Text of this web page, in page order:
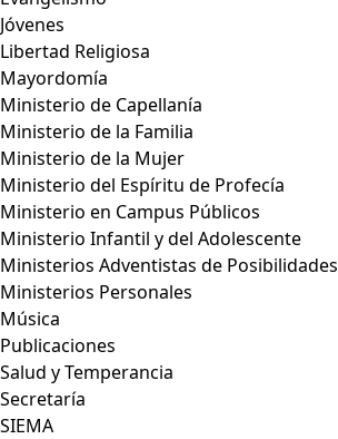
Jóvenes
Libertad Religiosa
Mayordomía
Ministerio de Capellanía
Ministerio de la Familia
Ministerio de la Mujer
Ministerio del Espíritu de Profecía
Ministerio en Campus Públicos
Ministerio Infantil y del Adolescente
Ministerios Adventistas de Posibilidades
Ministerios Personales
Música
Publicaciones
Salud y Temperancia
Secretaría
SIEMA